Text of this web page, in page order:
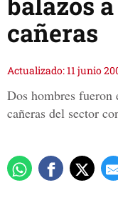
cañeras
Actualizado: 11 junio
Dos hombres fueron
cañeras del sector